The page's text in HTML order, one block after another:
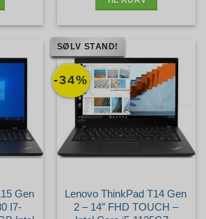
Gen
I7-
-34%
SØLV STAND!
Lenovo ThinkPad T14 Gen
2 – 14″ FHD TOUCH –